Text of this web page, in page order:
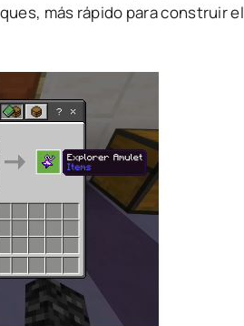
más rápido para construir el